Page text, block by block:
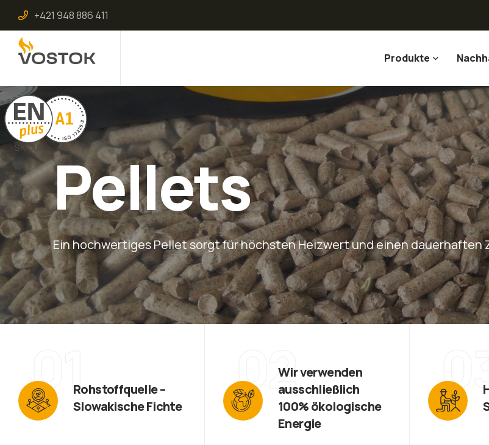
+421 948 886 411
Produkte
Pellets
Ein hochwertiges Pellet sorgt für höchsten Heizwert und einen dauerhaften
01Rohstoffquelle –
Slowakische Fichte
02Wir verwenden
ausschließlich
100% ökologische
Energie